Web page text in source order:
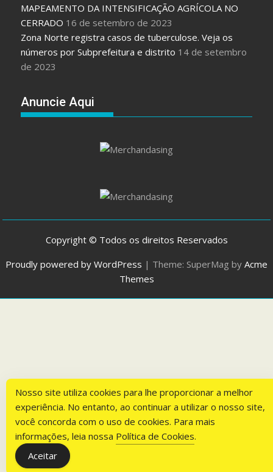
MAPEAMENTO DA INTENSIFICAÇÃO AGRÍCOLA NO
CERRADO 16 de setembro de 2023
Zona Norte registra casos de tuberculose. Veja os
números por Subprefeitura e distrito 14 de setembro
de 2023
Anuncie Aqui
Copyright © Todos os direitos Reservados
Proudly powered by WordPress | Theme: SuperMag by Acme
Themes
Nosso site utiliza cookies para lhe proporcionar a melhor
experiência. No entanto, ao continuar a utilizar o nosso site,
você concorda com o uso de cookies. Para mais
informações, leia nossa Política de Cookies.
Aceitar